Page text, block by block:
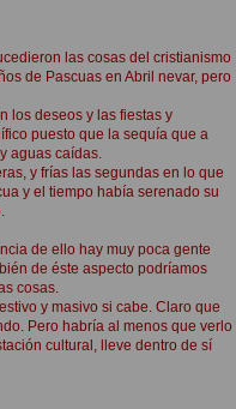
las cosas del cristianismo
de Pascuas en Abril nevar, pero
los deseos y las fiestas y
puesto que la sequía que a
aguas caídas.
y frías las segundas en lo que
y el tiempo había serenado su
de ello hay muy poca gente
de éste aspecto podríamos
cosas.
y masivo si cabe. Claro que
Pero habría al menos que verlo
cultural, lleve dentro de sí